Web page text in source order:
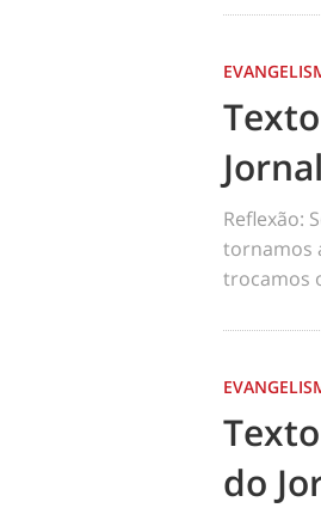
Reflexão:
tornamos
trocamos
do